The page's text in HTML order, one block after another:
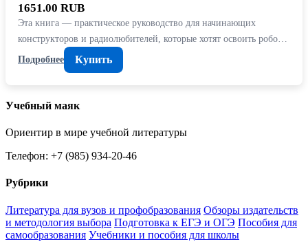
1651.00 RUB
Эта книга — практическое руководство для начинающих
конструкторов и радиолюбителей, которые хотят освоить робо…
Подробнее
Купить
Учебный маяк
Ориентир в мире учебной литературы
Телефон: +7 (985) 934-20-46
Рубрики
Литература для вузов и профобразования Обзоры издательств
и методология выбора Подготовка к ЕГЭ и ОГЭ Пособия для
самообразования Учебники и пособия для школы